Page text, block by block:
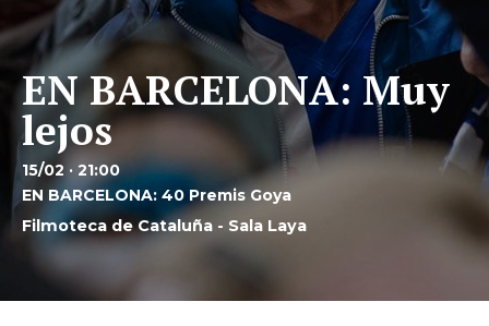
EN BARCELONA: Muy
lejos
15/02 · 21:00
EN BARCELONA: 40 Premis Goya
Filmoteca de Cataluña - Sala Laya